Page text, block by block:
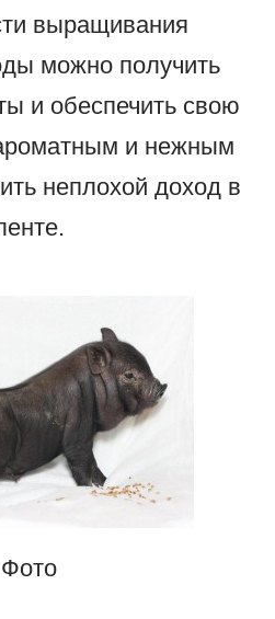
выращивания
можно получить
и обеспечить свою
и нежным
неплохой доход в
Фото